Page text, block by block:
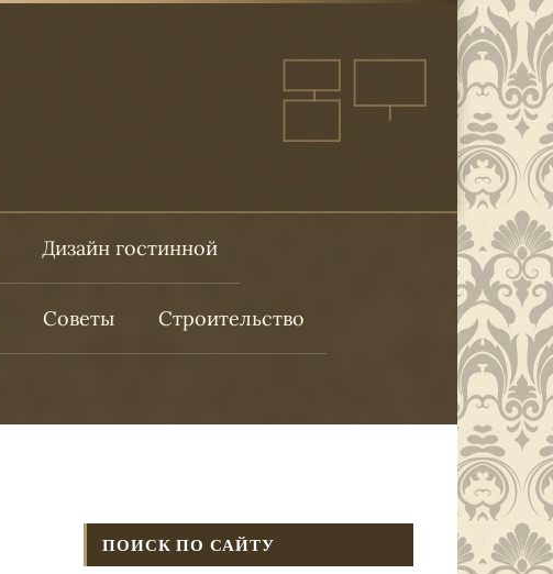
Дизайн гостинной
Советы Строительство
ПОИСК ПО САЙТУ